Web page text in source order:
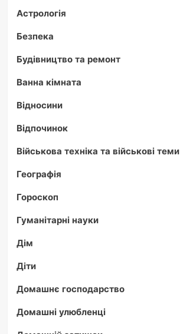
Астрологія
Безпека
Будівництво та ремонт
Ванна кімната
Відносини
Відпочинок
Військова техніка та військові теми
Географія
Гороскоп
Гуманітарні науки
Дім
Діти
Домашнє господарство
Домашні улюбленці